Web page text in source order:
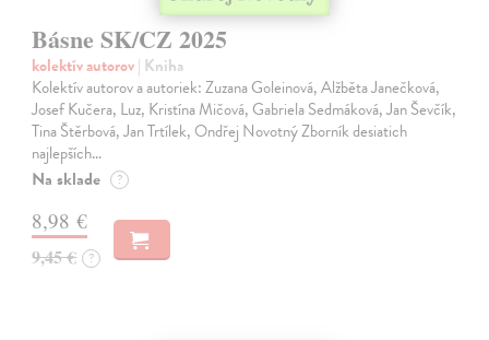
Básne SK/CZ 2025
kolektív autorov| Kniha
Kolektív autorov a autoriek: Zuzana Goleinová, Alžběta Janečková,
Josef Kučera, Luz, Kristína Mičová, Gabriela Sedmáková, Jan Ševčík,
Tina Štěrbová, Jan Trtílek, Ondřej Novotný Zborník desiatich
najlepších…
Na sklade ?
8,98 €
9,45 € ?